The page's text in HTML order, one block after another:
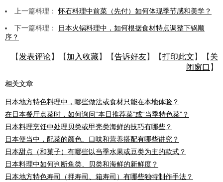
上一篇料理：怀石料理中前菜（先付）如何体现季节感和美学？
下一篇料理：
日本火锅料理中，如何根据食材特点调整下锅顺
序？
【 发表评论】【 加入收藏】【告诉好友】【打印此文 】【 关
闭窗口 】
相关文章
日本地方特色料理中，哪些做法或食材只能在本地体验？
在日本餐厅点菜时，如何询问“本日推荐菜”或“当季特色菜”？
日本料理烹饪中处理贝类或甲壳类海鲜的技巧有哪些？
日本便当中，配菜的颜色、口味和营养搭配有哪些讲究？
日本甜点（和菓子）有哪些以当季水果或豆类为主的款式？
日本料理中如何判断鱼类、贝类和海鲜的新鲜度？
日本地方特色寿司（押寿司、箱寿司）有哪些独特制作手法？